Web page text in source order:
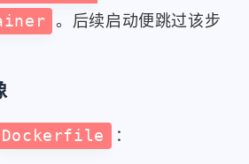
。后续启动便跳过该步
Dockerfile ：